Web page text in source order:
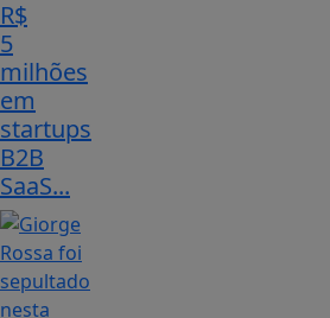
R$
5
milhões
em
startups
B2B
SaaS...